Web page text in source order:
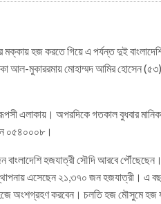
হজ করতে গিয়ে এ পর্যন্ত দুই বাংলাদেশি
মুকাররমায় মোহাম্মদ আমির হোসেন (৫৩)
এলাকায়। অপরদিকে গতকাল বুধবার
০৫৪০০০৮।
বাংলাদেশি হজযাত্রী সৌদি আরবে
এসেছেন ২১,৩৭০ জন হজযাত্রী। এ
অংশগ্রহণ করবেন। চলতি হজ মৌসুমে হজ